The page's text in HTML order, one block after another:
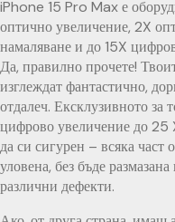
iPhone 15 Pro Max е
оптично увеличение, 2X
намаляване и до 15X
Да, правилно прочете!
изглеждат фантастично,
отдалеч. Ексклузивното за
цифрово увеличение до 25
да си сигурен – всяка част
уловена, без бъде
различни дефекти.